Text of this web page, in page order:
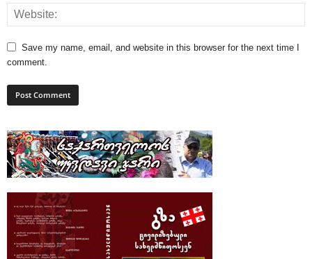
Save my name, email, and website in this browser for the next time I
comment.